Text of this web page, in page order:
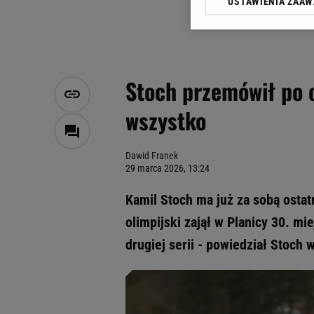
Stoch przemówił
wszystko
Dawid Franek
29 marca 2026, 13:24
Kamil Stoch ma już za sobą
olimpijski zajął w Planicy 30.
drugiej serii - powiedział Stoch
Klikając „Akceptuję”
Zaufanych Partnerów i
My, nasi Zaufani
Użycie dokładnych